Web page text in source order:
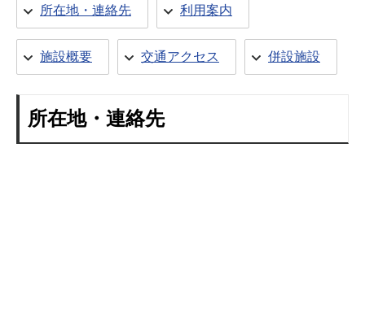
所在地・連絡先 利用案内
施設概要 交通アクセス 併設施設
所在地・連絡先